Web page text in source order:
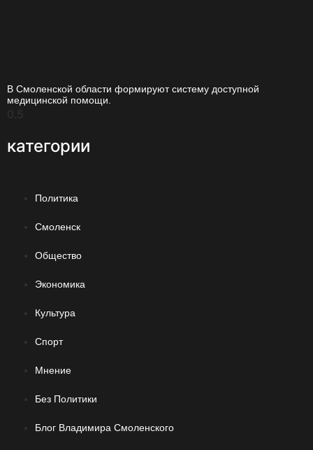
В Смоленской области формируют систему доступной
медицинской помощи.
категории
Политика
Смоленск
Общество
Экономика
Культура
Спорт
Мнение
Без Политики
Блог Владимира Смоленского